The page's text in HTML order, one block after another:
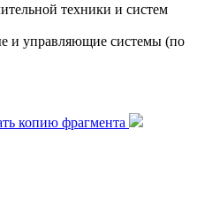
техники и систем
и управляющие системы (по
копию фрагмента